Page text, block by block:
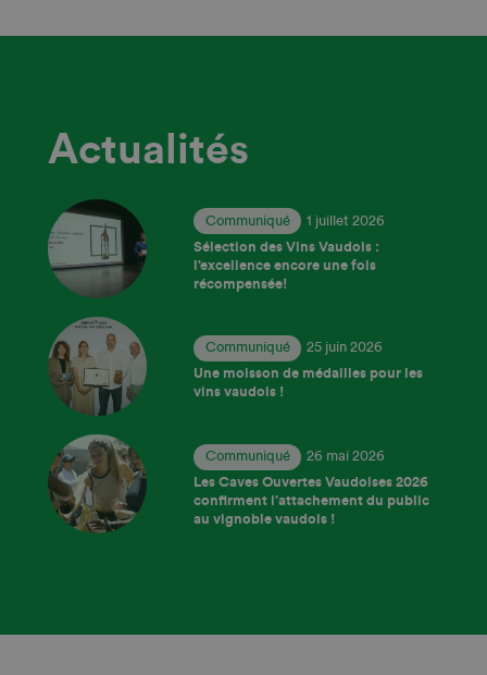
Actualités
Communiqué 1 juillet 2026
Sélection des Vins Vaudois :
l’excellence encore une fois
récompensée!
Communiqué 25 juin 2026
Une moisson de médailles pour les
vins vaudois !
Communiqué 26 mai 2026
Les Caves Ouvertes Vaudoises 2026
confirment l’attachement du public
au vignoble vaudois !